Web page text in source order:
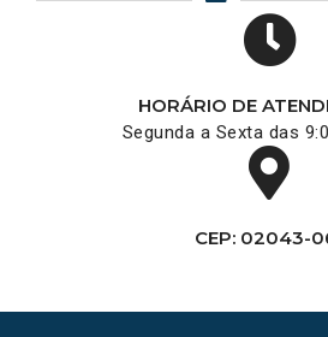
HORÁRIO DE
Segunda a Sexta das
CEP: 02043-